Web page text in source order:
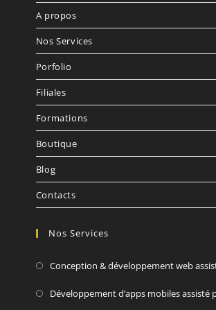
A propos
Nos Services
Porfolio
Filiales
Formations
Boutique
Blog
Contacts
Nos Services
Conception & développement web
Développement d’apps mobiles assisté